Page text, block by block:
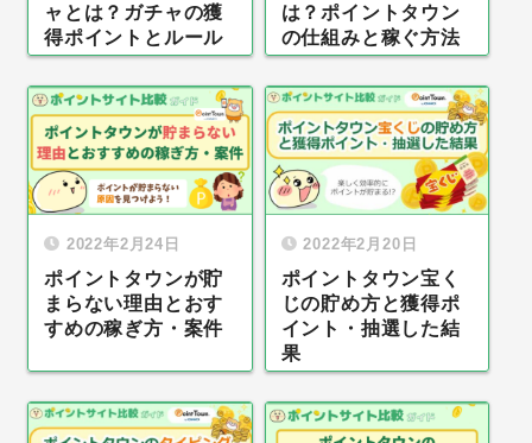
ャとは？ガチャの獲
得ポイントとルール
は？ポイントタウン
の仕組みと稼ぐ方法
2022年2月24日
ポイントタウンが貯
まらない理由とおす
すめの稼ぎ方・案件
2022年2月20日
ポイントタウン宝く
じの貯め方と獲得ポ
イント・抽選した結
果